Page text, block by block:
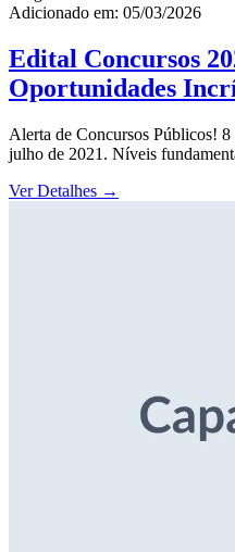
Adicionado em: 05/03/2026
Edital Concursos
Oportunidades
Alerta de Concursos Públicos!
julho de 2021. Níveis
Ver Detalhes →